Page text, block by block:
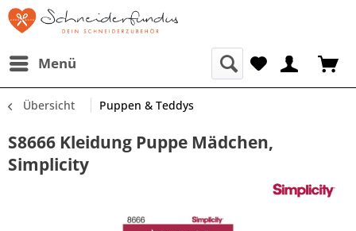
Menü
Übersicht Puppen & Teddys
S8666 Kleidung Puppe Mädchen,
Simplicity